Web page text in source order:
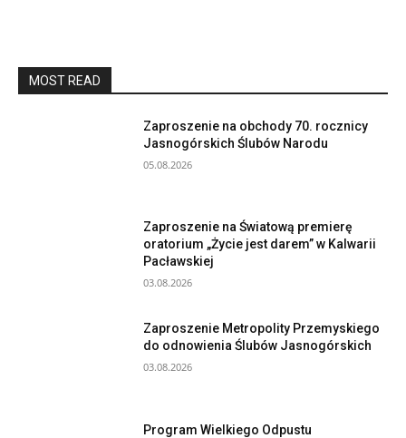
MOST READ
Zaproszenie na obchody 70. rocznicy
Jasnogórskich Ślubów Narodu
05.08.2026
Zaproszenie na Światową premierę
oratorium „Życie jest darem” w Kalwarii
Pacławskiej
03.08.2026
Zaproszenie Metropolity Przemyskiego
do odnowienia Ślubów Jasnogórskich
03.08.2026
Program Wielkiego Odpustu